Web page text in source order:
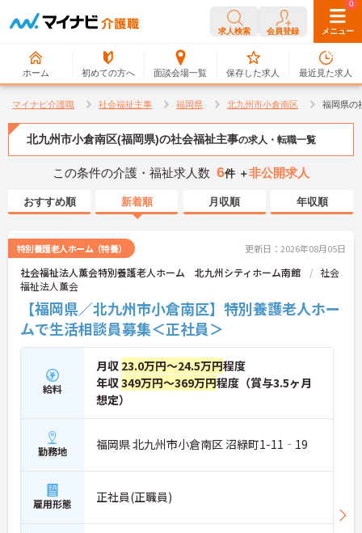
求人検索 会員登録 メニュー
ホーム 初めての方へ 面談会場一覧
0
保存した求人
0
最近見た求人
マイナビ介護職 社会福祉主事 福岡県 北九州市小倉南区 福岡県の
北九州市小倉南区(福岡県)の社会福祉主事の求人・転職一覧
この条件の介護・福祉求人数 6件 ＋非公開求人
おすすめ順 新着順 月収順 年収順
特別養護老人ホーム（特養） 更新日：2026年08月05日
社会福祉法人薫会特別養護老人ホーム 北九州シティホーム南館
社会
福祉法人薫会
【福岡県／北九州市小倉南区】特別養護老人ホー
ムで生活相談員募集＜正社員＞
給料
月収 23.0万円～24.5万円程度
年収349万円～369万円程度（賞与3.5ヶ月
想定）
勤務地 福岡県 北九州市小倉南区 沼緑町1-11‐19
雇用形態 正社員(正職員)